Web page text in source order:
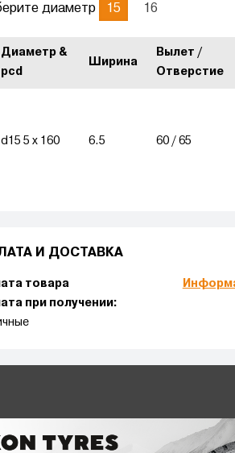
диаметр 15 16
Диаметр &
pcd
Ширина
Вылет /
Отверстие
d15 5 x 160 6.5 60 / 65
И ДОСТАВКА
товара
при получении: